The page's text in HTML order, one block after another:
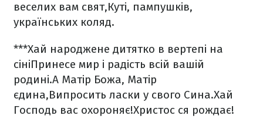
веселих вам свят,Куті, пампушків,
українських коляд.
***Хай народжене дитятко в вертепі на
сініПринесе мир і радість всій вашій
родині.А Матір Божа, Матір
єдина,Випросить ласки у свого Сина.Хай
Господь вас охороняє!Христос ся рождає!